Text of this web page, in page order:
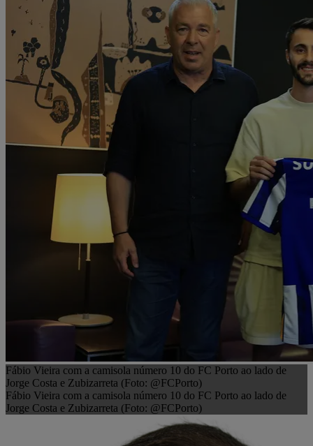
Fábio Vieira com a camisola número 10 do FC Porto ao lado de
Jorge Costa e Zubizarreta (Foto: @FCPorto)
Fábio Vieira com a camisola número 10 do FC Porto ao lado de
Jorge Costa e Zubizarreta (Foto: @FCPorto)